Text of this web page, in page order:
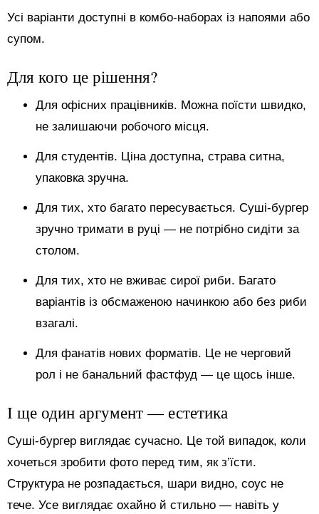
Усі варіанти доступні в комбо-наборах із напоями або
супом.
Для кого це рішення?
Для офісних працівників. Можна поїсти швидко,
не залишаючи робочого місця.
Для студентів. Ціна доступна, страва ситна,
упаковка зручна.
Для тих, хто багато пересувається. Суші-бургер
зручно тримати в руці — не потрібно сидіти за
столом.
Для тих, хто не вживає сирої риби. Багато
варіантів із обсмаженою начинкою або без риби
взагалі.
Для фанатів нових форматів. Це не черговий
рол і не банальний фастфуд — це щось інше.
І ще один аргумент — естетика
Суші-бургер виглядає сучасно. Це той випадок, коли
хочеться зробити фото перед тим, як з’їсти.
Структура не розпадається, шари видно, соус не
тече. Усе виглядає охайно й стильно — навіть у